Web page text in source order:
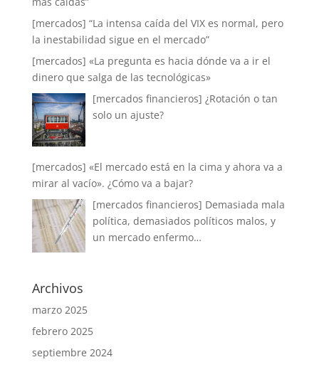
[mercados] “La intensa caída del VIX es normal, pero
la inestabilidad sigue en el mercado”
[mercados] «La pregunta es hacia dónde va a ir el
dinero que salga de las tecnológicas»
[mercados financieros] ¿Rotación o tan
solo un ajuste?
[mercados] «El mercado está en la cima y ahora va a
mirar al vacío». ¿Cómo va a bajar?
[mercados financieros] Demasiada mala
política, demasiados políticos malos, y
un mercado enfermo…
Archivos
marzo 2025
febrero 2025
septiembre 2024